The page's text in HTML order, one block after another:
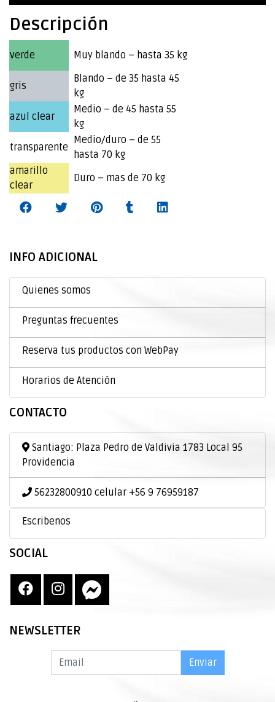
Descripción
verde Muy blando – hasta 35 kg
gris
Blando – de 35 hasta 45
kg
azul clear
Medio – de 45 hasta 55
kg
transparente
Medio/duro – de 55
hasta 70 kg
amarillo
clear
Duro – mas de 70 kg
INFO ADICIONAL
Quienes somos
Preguntas frecuentes
Reserva tus productos con WebPay
Horarios de Atención
CONTACTO
Santiago: Plaza Pedro de Valdivia 1783 Local 95
Providencia
56232800910 celular +56 9 76959187
Escribenos
SOCIAL
NEWSLETTER
Enviar